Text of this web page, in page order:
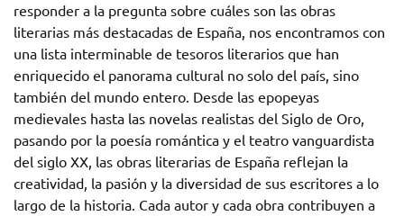
responder a la pregunta sobre cuáles son las obras
literarias más destacadas de España, nos encontramos con
una lista interminable de tesoros literarios que han
enriquecido el panorama cultural no solo del país, sino
también del mundo entero. Desde las epopeyas
medievales hasta las novelas realistas del Siglo de Oro,
pasando por la poesía romántica y el teatro vanguardista
del siglo XX, las obras literarias de España reflejan la
creatividad, la pasión y la diversidad de sus escritores a lo
largo de la historia. Cada autor y cada obra contribuyen a